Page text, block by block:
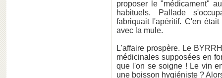
proposer le "médicament"
habituels. Pallade
fabriquait l'apéritif. C'en
avec la mule.
L'affaire prospère. Le
médicinales supposées en
que l'on se soigne ! Le vin
une boisson hygiéniste ?